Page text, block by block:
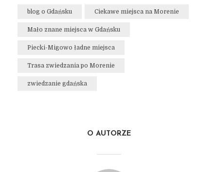
blog o Gdańsku Ciekawe miejsca na Morenie
Mało znane miejsca w Gdańsku
Piecki-Migowo ładne miejsca
Trasa zwiedzania po Morenie
zwiedzanie gdańska
O AUTORZE